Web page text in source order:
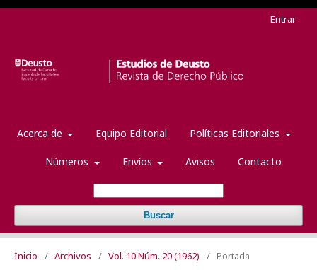
Acerca de Equipo Editorial Políticas Editoriales
Números Envíos Avisos Contacto
Buscar
Entrar
Inicio / Archivos / Vol. 10 Núm. 20 (1962) / Portada